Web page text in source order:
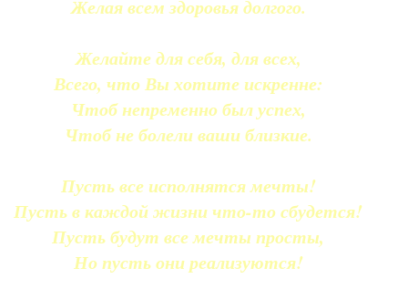
Желая всем здоровья долгого.
Желайте для себя, для всех,
Всего, что Вы хотите искренне:
Чтоб непременно был успех,
Чтоб не болели ваши близкие.
Пусть все исполнятся мечты!
Пусть в каждой жизни что-то сбудется!
Пусть будут все мечты просты,
Но пусть они реализуются!